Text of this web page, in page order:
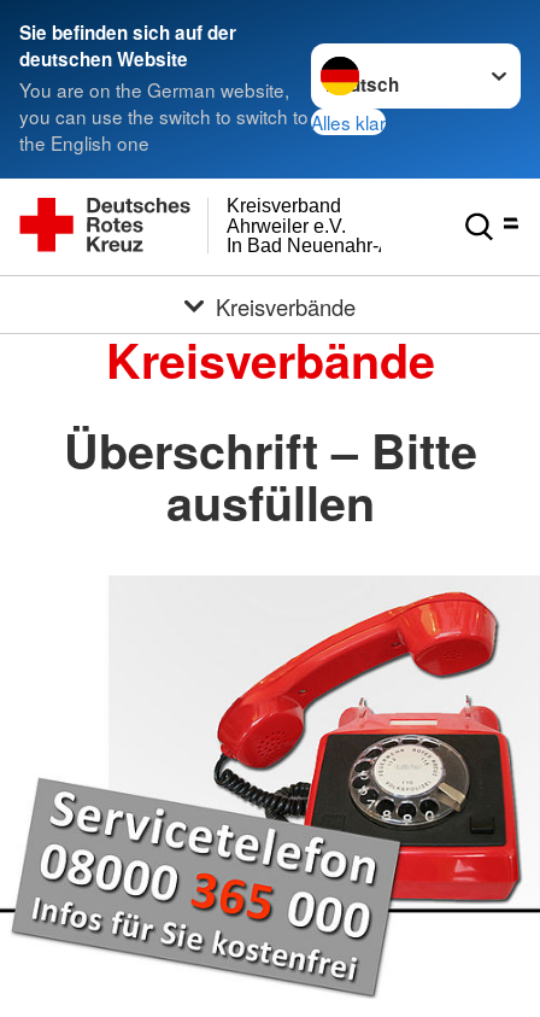
Sie befinden sich auf der
deutschen Website
You are on the German website,
you can use the switch to switch to
the English one
Sprache wechseln zu
Alles klar
In Bad Neuenahr-Ahrweiler
Ahrweiler e.V.
Kreisverband
Kreisverbände
Kreisverbände
Überschrift – Bitte
ausfüllen